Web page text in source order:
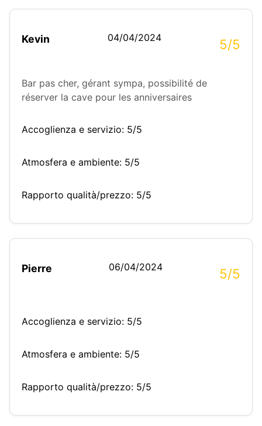
Kevin 04/04/2024 5/5
Bar pas cher, gérant sympa, possibilité de
réserver la cave pour les anniversaires
Accoglienza e servizio: 5/5
Atmosfera e ambiente: 5/5
Rapporto qualità/prezzo: 5/5
Pierre 06/04/2024 5/5
Accoglienza e servizio: 5/5
Atmosfera e ambiente: 5/5
Rapporto qualità/prezzo: 5/5